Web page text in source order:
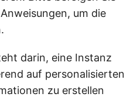
um die
darin, eine Instanz
auf personalisierten
zu erstellen